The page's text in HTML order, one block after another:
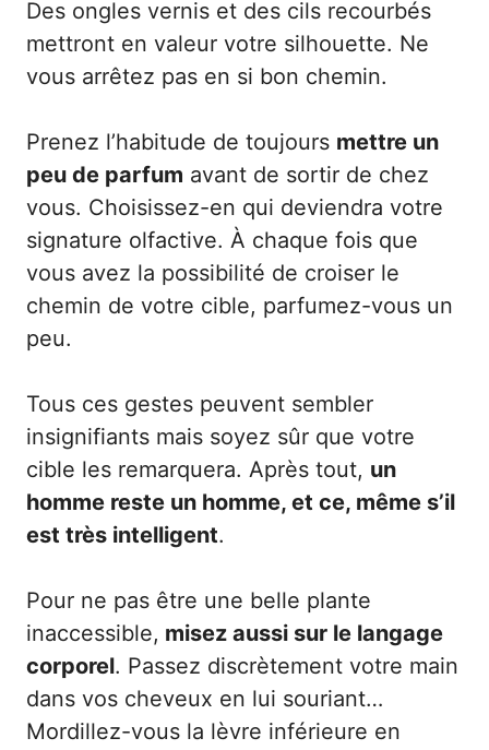
Des ongles vernis et des cils recourbés
mettront en valeur votre silhouette. Ne
vous arrêtez pas en si bon chemin.
Prenez l’habitude de toujours mettre un
peu de parfum avant de sortir de chez
vous. Choisissez-en qui deviendra votre
signature olfactive. À chaque fois que
vous avez la possibilité de croiser le
chemin de votre cible, parfumez-vous un
peu.
Tous ces gestes peuvent sembler
insignifiants mais soyez sûr que votre
cible les remarquera. Après tout, un
homme reste un homme, et ce, même s’il
est très intelligent.
Pour ne pas être une belle plante
inaccessible, misez aussi sur le langage
corporel. Passez discrètement votre main
dans vos cheveux en lui souriant…
Mordillez-vous la lèvre inférieure en